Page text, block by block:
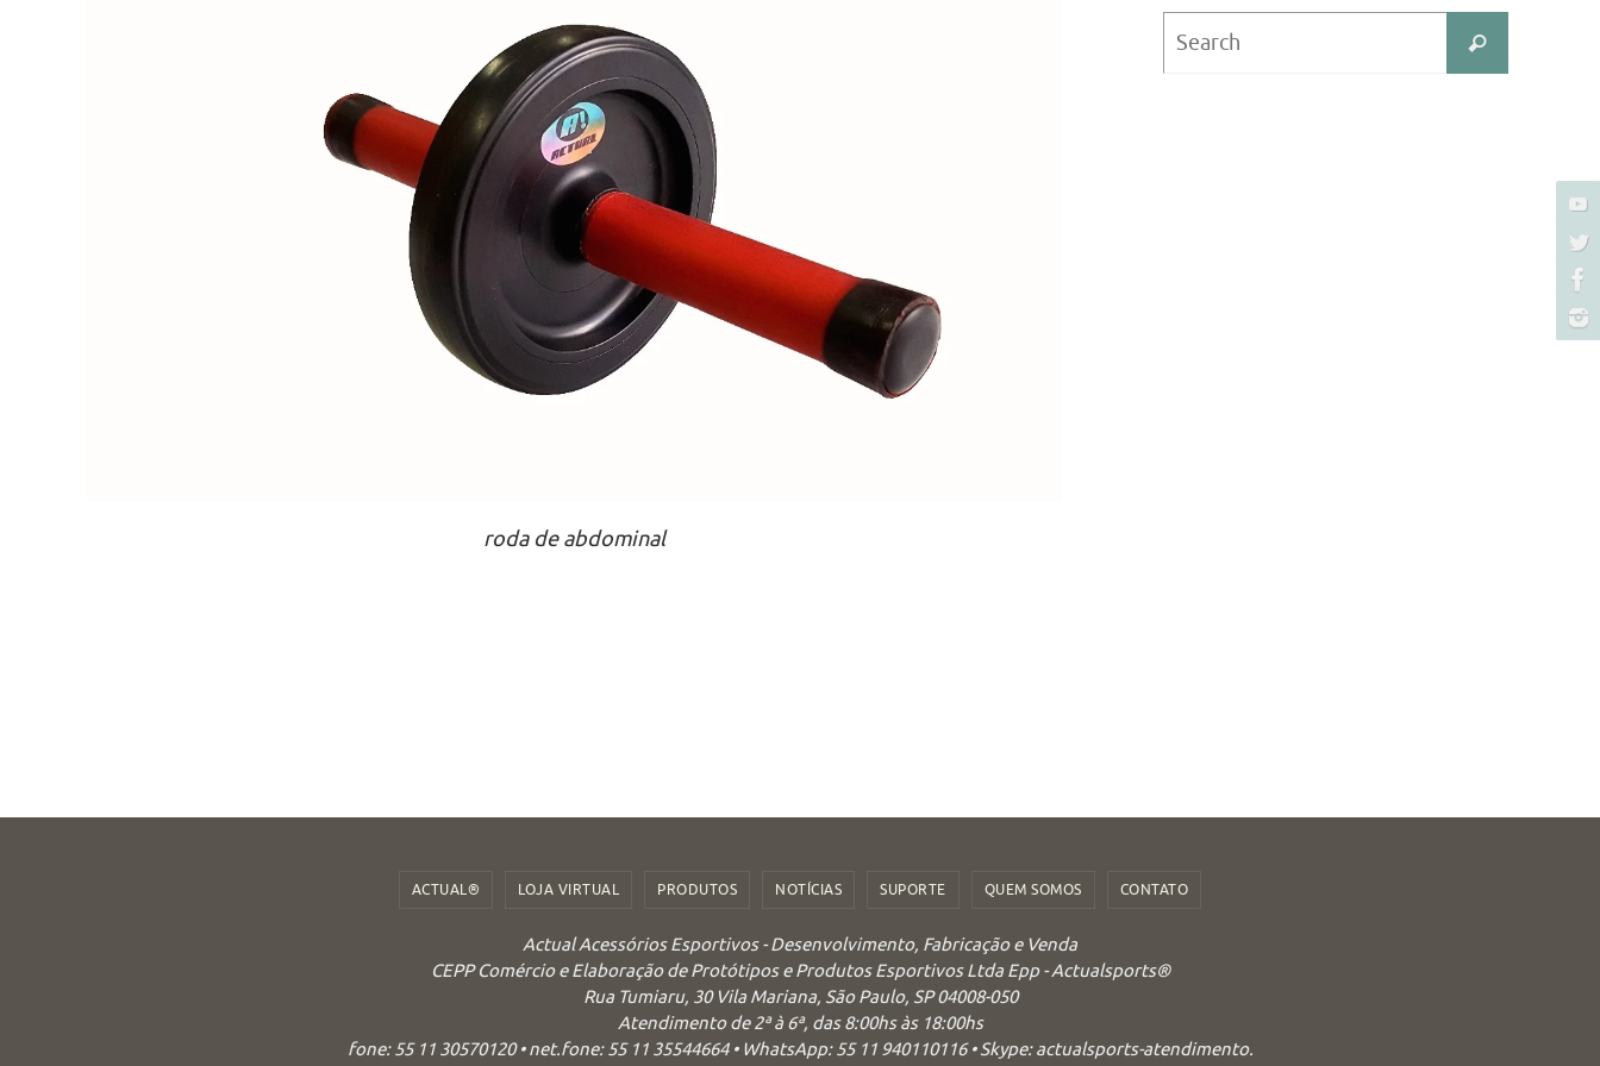
roda de abdominal
Search
ACTUAL® LOJA VIRTUAL PRODUTOS NOTÍCIAS SUPORTE QUEM SOMOS CONTATO
Actual Acessórios Esportivos - Desenvolvimento, Fabricação e Venda
CEPP Comércio e Elaboração de Protótipos e Produtos Esportivos Ltda Epp - Actualsports®
Rua Tumiaru, 30 Vila Mariana, São Paulo, SP 04008-050
Atendimento de 2ª à 6ª, das 8:00hs às 18:00hs
fone: 55 11 30570120 • net.fone: 55 11 35544664 • WhatsApp: 55 11 940110116 • Skype: actualsports-atendimento.